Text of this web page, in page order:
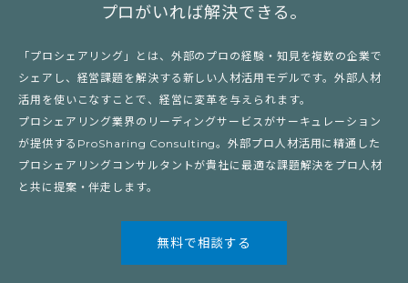
プロがいれば解決できる。
「プロシェアリング」とは、外部のプロの経験・知見を複数の企業で
シェアし、経営課題を解決する新しい人材活用モデルです。外部人材
活用を使いこなすことで、経営に変革を与えられます。
プロシェアリング業界のリーディングサービスがサーキュレーション
が提供するProSharing Consulting。外部プロ人材活用に精通した
プロシェアリングコンサルタントが貴社に最適な課題解決をプロ人材
と共に提案・伴走します。
無料で相談する